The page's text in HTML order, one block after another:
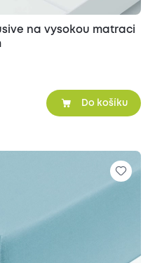
Do košíku